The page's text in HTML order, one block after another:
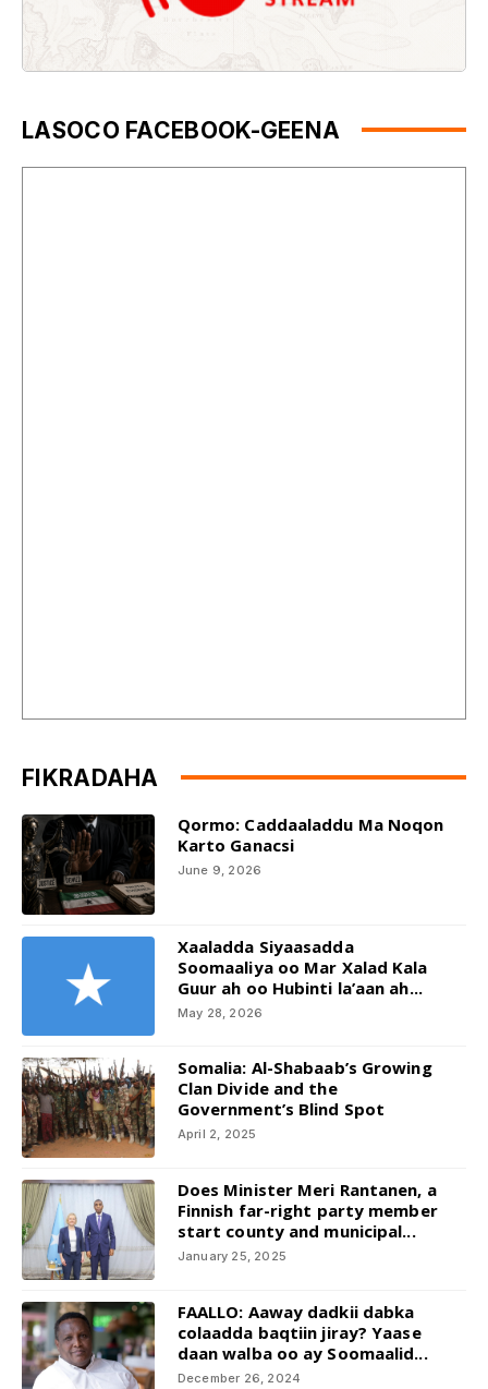
LASOCO FACEBOOK-GEENA
FIKRADAHA
Qormo: Caddaaladdu Ma Noqon
Karto Ganacsi
June 9, 2026
Xaaladda Siyaasadda
Soomaaliya oo Mar Xalad Kala
Guur ah oo Hubinti la’aan ah...
May 28, 2026
Somalia: Al-Shabaab’s Growing
Clan Divide and the
Government’s Blind Spot
April 2, 2025
Does Minister Meri Rantanen, a
Finnish far-right party member
start county and municipal...
January 25, 2025
FAALLO: Aaway dadkii dabka
colaadda baqtiin jiray? Yaase
daan walba oo ay Soomaalid...
December 26, 2024